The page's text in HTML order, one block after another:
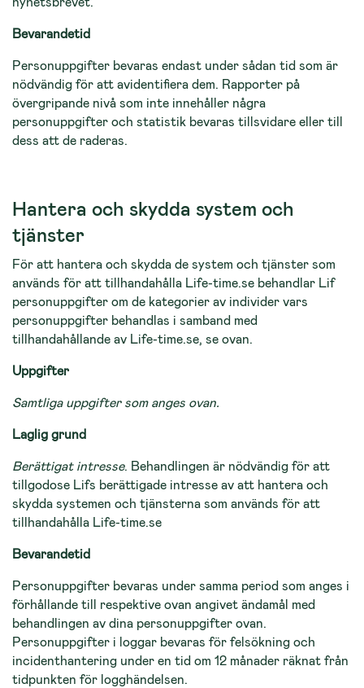
Bevarandetid
Personuppgifter bevaras endast under sådan tid som är
nödvändig för att avidentifiera dem. Rapporter på
övergripande nivå som inte innehåller några
personuppgifter och statistik bevaras tillsvidare eller till
dess att de raderas.
Hantera och skydda system och
tjänster
För att hantera och skydda de system och tjänster som
används för att tillhandahålla Life-time.se behandlar Lif
personuppgifter om de kategorier av individer vars
personuppgifter behandlas i samband med
tillhandahållande av Life-time.se, se ovan.
Uppgifter
Samtliga uppgifter som anges ovan.
Laglig grund
Berättigat intresse. Behandlingen är nödvändig för att
tillgodose Lifs berättigade intresse av att hantera och
skydda systemen och tjänsterna som används för att
tillhandahålla Life-time.se
Bevarandetid
Personuppgifter bevaras under samma period som anges i
förhållande till respektive ovan angivet ändamål med
behandlingen av dina personuppgifter ovan.
Personuppgifter i loggar bevaras för felsökning och
incidenthantering under en tid om 12 månader räknat från
tidpunkten för logghändelsen.